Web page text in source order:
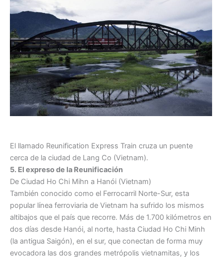
El llamado Reunification Express Train cruza un puente
cerca de la ciudad de Lang Co (Vietnam).
5. El expreso de la Reunificación
De Ciudad Ho Chi Mihn a Hanói (Vietnam)
También conocido como el Ferrocarril Norte-Sur, esta
popular línea ferroviaria de Vietnam ha sufrido los mismos
altibajos que el país que recorre. Más de 1.700 kilómetros en
dos días desde Hanói, al norte, hasta Ciudad Ho Chi Minh
(la antigua Saigón), en el sur, que conectan de forma muy
evocadora las dos grandes metrópolis vietnamitas, y los